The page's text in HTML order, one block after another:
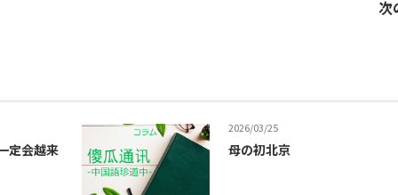
次
会越来
2026/03/25
母の初北京